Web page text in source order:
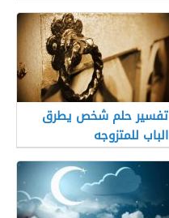
تفسير حلم شخص يطرق
الباب للمتزوجه